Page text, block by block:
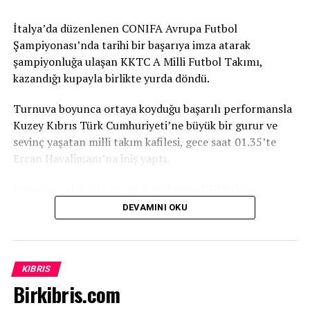
Toplumun Tüm Kesimlerine Destek
Çağrısı
Toplumun her kesimine çağrıda bulunan Kırmızı,
yapılacak küçük veya büyük her katkının büyük önem
taşıdığını belirterek, “Bu proje siyaset üstüdür, gelecek
nesillere yapılan bir yatırımdır. Yapılacak her bağış,
verilecek her destek ve uzatılacak her yardım eli,
insanlarımızı, sivil toplum örgütlerimizi ve
gönüllülerimizi ATATÜRK Mesleki Eğitim Merkezi
Birçok Meslek Dalında Eğitim Verilecek
Tamamlanmasının ardından ATATÜRK Mesleki Eğitim
İtalya’da düzenlenen CONIFA Avrupa Futbol
Şampiyonası’nda tarihi bir başarıya imza atarak
şampiyonluğa ulaşan KKTC A Milli Futbol Takımı,
kazandığı kupayla birlikte yurda döndü.
Turnuva boyunca ortaya koyduğu başarılı performansla
Kuzey Kıbrıs Türk Cumhuriyeti’ne büyük bir gurur ve
sevinç yaşatan milli takım kafilesi, gece saat 01.35’te
Ercan Havalimanı’na iniş yaptı.
önünde coşkulu bir karşılama düzenlendi.
Futbolseverlerin ve sporcuların ailelerinin yoğun katılım
gösterdiği bu tarihi anlar, canlı yayınla ekranlara
DEVAMINI OKU
KIBRIS
Birkibris.com